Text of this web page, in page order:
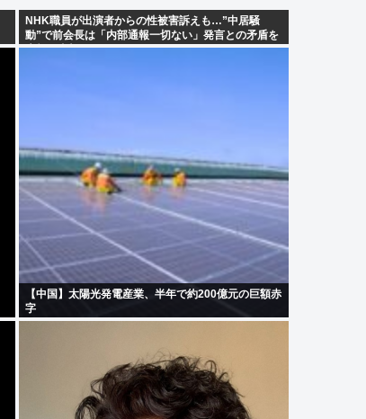
NHK職員が出演者からの性被害訴えも…”中居騒
動”で前会長は「内部通報一切ない」発言との矛盾を
広報を直撃
【中国】太陽光発電産業、半年で約200億元の巨額赤
字